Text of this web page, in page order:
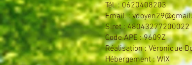
Tél. : 0620408203
Email. :
Siret : 48043277200022
Code APE : 9609Z
Réalisation : Véronique
Hébergement : WIX